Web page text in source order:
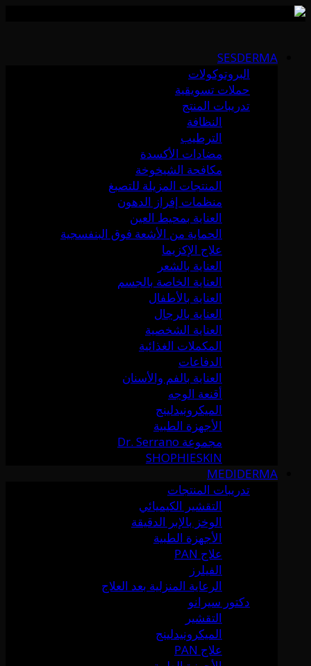
content
SESDERMA
البروتوكولات
حملات تسويقية
تدريبات المنتج
النظافة
الترطيب
مضادات الأكسدة
مكافحة الشيخوخة
المنتجات المزيلة للتصبغ
منظمات إفراز الدهون
العناية بمحيط العين
الحماية من الأشعة فوق البنفسجية
علاج الإكزيما
العناية بالشعر
العناية الخاصة بالجسم
العناية بالأطفال
العناية بالرجال
العناية الشخصية
المكملات الغذائية
الدفاعات
العناية بالفم والأسنان
أقنعة الوجه
الميكرونيدلينج
الأجهزة الطبية
مجموعة Dr. Serrano
SHOPHIESKIN
MEDIDERMA
تدريبات المنتجات
التقشير الكيميائي
الوخز بالإبر الدقيقة
الأجهزة الطبية
علاج PAN
الفيلرز
الرعاية المنزلية بعد العلاج
دكتور سيرانو
التقشير
الميكرونيدلينج
علاج PAN